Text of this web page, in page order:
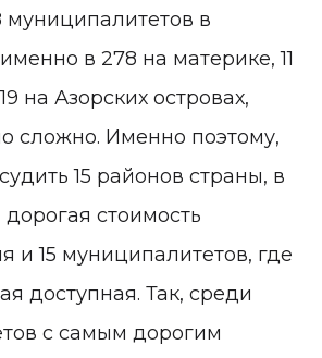
в
в 278 на материке, 11
на Азорских островах,
сложно. Именно поэтому,
15 районов страны, в
стоимость
и 15 муниципалитетов, где
доступная. Так, среди
с самым дорогим